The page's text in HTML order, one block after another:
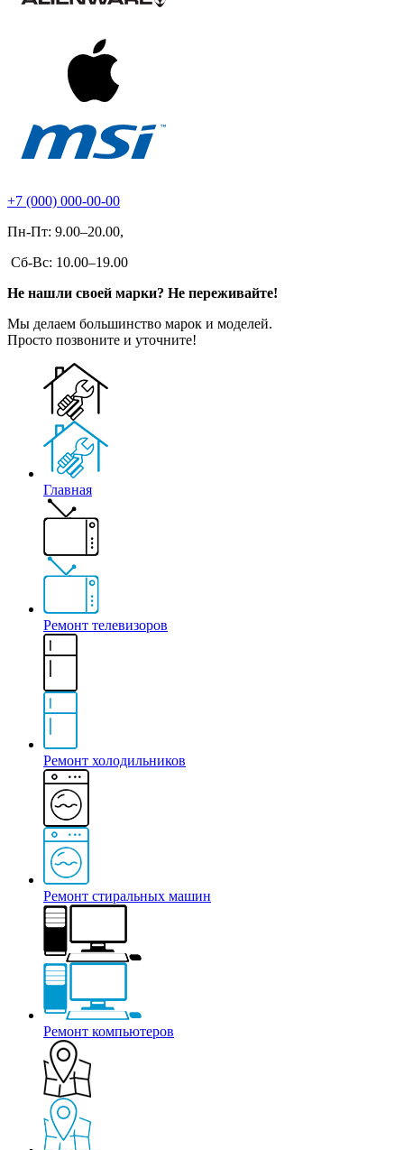
+7 (000) 000-00-00
Пн-Пт: 9.00–20.00,
Сб-Вс: 10.00–19.00
Не нашли своей марки? Не переживайте!
Мы делаем большинство марок и моделей.
Просто позвоните и уточните!
Главная
Ремонт телевизоров
Ремонт холодильников
Ремонт стиральных машин
Ремонт компьютеров